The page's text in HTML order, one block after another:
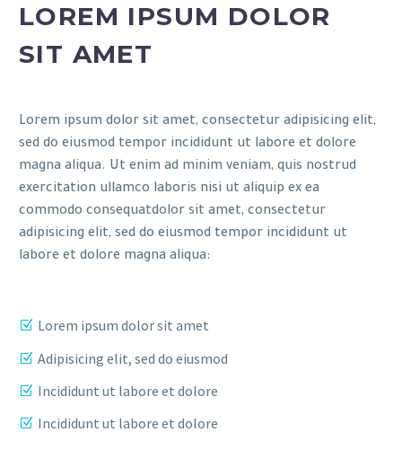
LOREM IPSUM DOLOR
SIT AMET
Lorem ipsum dolor sit amet, consectetur adipisicing elit,
sed do eiusmod tempor incididunt ut labore et dolore
magna aliqua. Ut enim ad minim veniam, quis nostrud
exercitation ullamco laboris nisi ut aliquip ex ea
commodo consequatdolor sit amet, consectetur
adipisicing elit, sed do eiusmod tempor incididunt ut
labore et dolore magna aliqua:
Lorem ipsum dolor sit amet
Adipisicing elit, sed do eiusmod
Incididunt ut labore et dolore
Incididunt ut labore et dolore